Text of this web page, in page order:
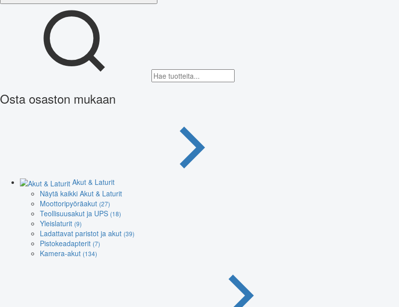
Osta osaston mukaan
Akut & Laturit
Näytä kaikki Akut & Laturit
Moottoripyöräakut (27)
Teollisuusakut ja UPS (18)
Yleislaturit (9)
Ladattavat paristot ja akut (39)
Pistokeadapterit (7)
Kamera-akut (134)